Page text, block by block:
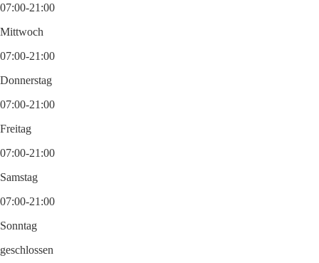
07:00-21:00
Mittwoch
07:00-21:00
Donnerstag
07:00-21:00
Freitag
07:00-21:00
Samstag
07:00-21:00
Sonntag
geschlossen